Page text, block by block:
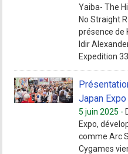
Yaiba- The
No Straight
présence de
Idir
Expedition
Japan
5 juin 2025 -
Expo,
comme Arc
Cygames